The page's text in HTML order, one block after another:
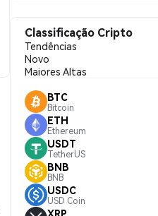
Classificação Cripto
Tendências
Novo
Maiores Altas
BTC
Bitcoin
ETH
Ethereum
USDT
TetherUS
BNB
BNB
USDC
USD Coin
XRP